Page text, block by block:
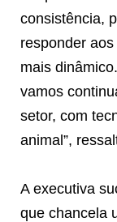
consistência,
responder
mais
vamos
setor, com
animal”,
A executiva
que chancela